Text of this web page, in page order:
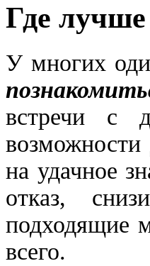
Где
У многих
встречи с
на удачное
отказ,
подходящие
всего.